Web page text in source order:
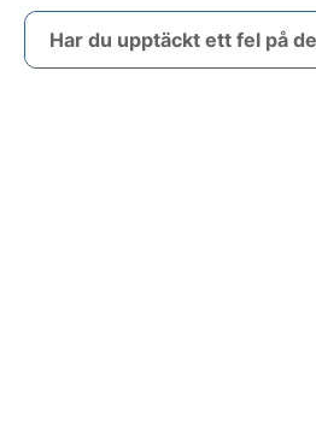
Har du upptäckt ett fel på